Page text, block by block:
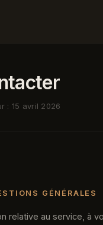
: 15 avril 2026
GÉNÉRALES
relative au service, à